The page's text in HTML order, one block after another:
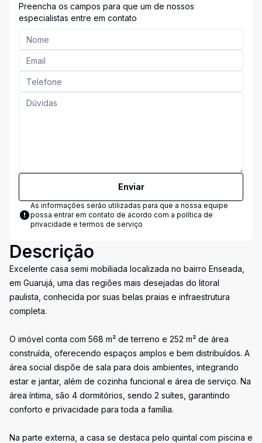
Preencha os campos para que um de nossos
especialistas entre em contato
Enviar
As informações serão utilizadas para que a nossa equipe
possa entrar em contato de acordo com a política de
privacidade e termos de serviço
Descrição
Excelente casa semi mobiliada localizada no bairro Enseada,
em Guarujá, uma das regiões mais desejadas do litoral
paulista, conhecida por suas belas praias e infraestrutura
completa.
O imóvel conta com 568 m² de terreno e 252 m² de área
construída, oferecendo espaços amplos e bem distribuídos. A
área social dispõe de sala para dois ambientes, integrando
estar e jantar, além de cozinha funcional e área de serviço. Na
área íntima, são 4 dormitórios, sendo 2 suítes, garantindo
conforto e privacidade para toda a família.
Na parte externa, a casa se destaca pelo quintal com piscina e